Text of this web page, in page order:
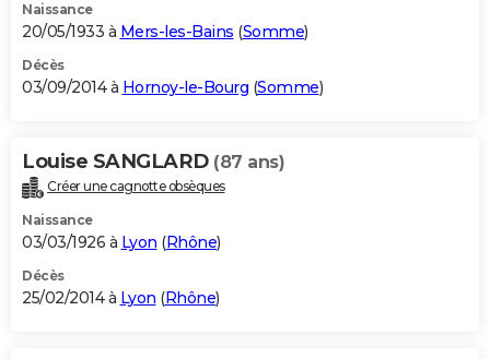
Naissance
20/05/1933 à Mers-les-Bains (Somme)
Décès
03/09/2014 à Hornoy-le-Bourg (Somme)
Louise SANGLARD (87 ans)
Créer une cagnotte obsèques
Naissance
03/03/1926 à Lyon (Rhône)
Décès
25/02/2014 à Lyon (Rhône)